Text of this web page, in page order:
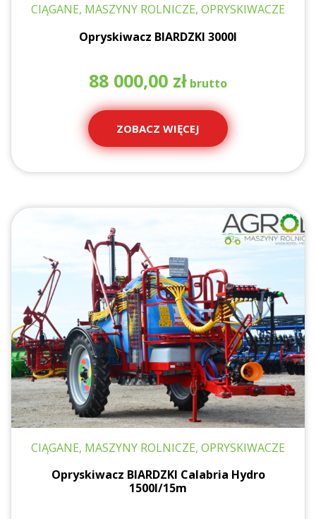
CIĄGANE, MASZYNY ROLNICZE, OPRYSKIWACZE
Opryskiwacz BIARDZKI 3000l
88 000,00 zł
ZOBACZ WIĘCEJ
CIĄGANE, MASZYNY ROLNICZE, OPRYSKIWACZE
Opryskiwacz BIARDZKI Calabria Hydro
1500l/15m